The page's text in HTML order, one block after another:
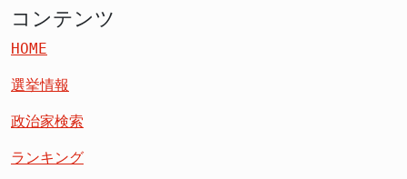
コンテンツ
HOME
選挙情報
政治家検索
ランキング